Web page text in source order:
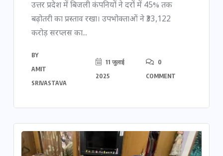
उत्तर प्रदेश में बिजली कंपनियों ने दरों में 45% तक
बढ़ोतरी का प्रस्ताव रखा। उपभोक्ताओं ने ₹33,122
करोड़ सरप्लस का...
BY
AMIT
SRIVASTAVA
11 जुलाई
2025
0
COMMENT